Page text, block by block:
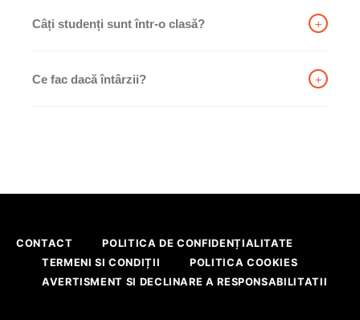
Câți studenți sunt într-o clasă? +
Ce fac dacă întârzii? +
CONTACT
POLITICA DE CONFIDENȚIALITATE
TERMENI SI CONDIȚII
POLITICA COOKIES
AVERTISMENT SI DECLINARE A RESPONSABILITATII